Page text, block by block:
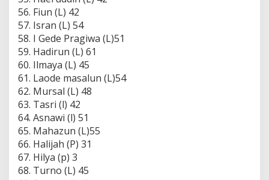
56. Fiun (L) 42
57. Isran (L) 54
58. I Gede Pragiwa (L)51
59. Hadirun (L) 61
60. Ilmaya (L) 45
61. Laode masalun (L)54
62. Mursal (L) 48
63. Tasri (l) 42
64. Asnawi (l) 51
65. Mahazun (L)55
66. Halijah (P) 31
67. Hilya (p) 3
68. Turno (L) 45